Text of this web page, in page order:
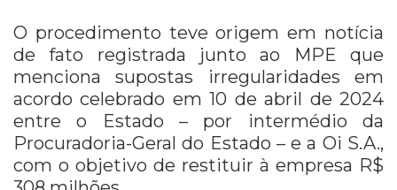
O procedimento teve origem em notícia
de fato registrada junto ao MPE que
menciona supostas irregularidades em
acordo celebrado em 10 de abril de 2024
entre o Estado – por intermédio da
Procuradoria-Geral do Estado – e a Oi S.A.,
com o objetivo de restituir à empresa R$